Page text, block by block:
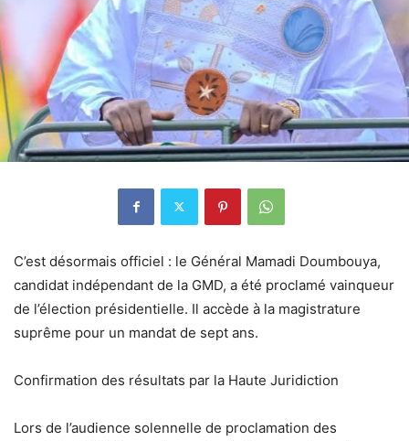
C’est désormais officiel : le Général Mamadi Doumbouya,
candidat indépendant de la GMD, a été proclamé vainqueur
de l’élection présidentielle. Il accède à la magistrature
suprême pour un mandat de sept ans.
Confirmation des résultats par la Haute Juridiction
Lors de l’audience solennelle de proclamation des